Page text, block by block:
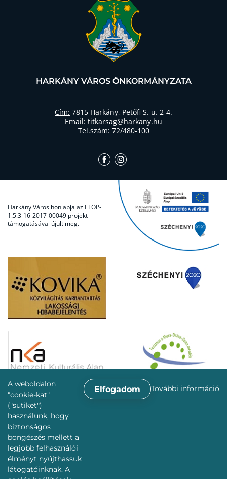
A weboldalon
"cookie-kat"
("sütiket")
használunk, hogy
biztonságos
böngészés mellett a
legjobb felhasználói
élményt nyújthassuk
látogatóinknak. A
Elfogadom További információ
HARKÁNY VÁROS ÖNKORMÁNYZATA
Cím: 7815 Harkány, Petőfi S. u. 2-4.
Email: titkarsag@harkany.hu
Tel.szám: 72/480-100
Harkány Város honlapja az EFOP-
1.5.3-16-2017-00049 projekt
támogatásával újult meg.